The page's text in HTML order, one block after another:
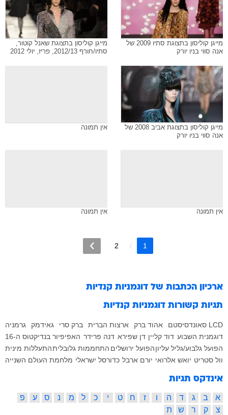
מייגן קוליסון בתצוגת סתיו 2009 של
אנה סווי בניו יורק
מייגן קוליסון בתצוגת שאנל קוטור,
סתיו/חורף 2012/13, פריז, יולי 2012
מייגן קוליסון בתצוגת אביב 2008 של
אנה סווי בניו יורק
אין תמונה
אין תמונה אין תמונה
1
2
ארכיון הכתבות של דוגמניות קנדיות
תגיות קשורות דוגמניות קנדיות
LCD סאונדסיסטם אהוד ברק ארצות הברית ברק סרי גאידמק
גרמניה
דוגמנית השבוע דוד קליין דן שפירא דנה פרידר האפיפיור בנדיקטוס ה-16
הפועל גלבוע/גליל עליוןהפועל ירושלים התחממות גלובליתהתעללות מינית
וול סטריט יואש אלרואי יורם ארבל כדורסל ישראלי מלחמת העולם השנייה
אינדקס תגיות
א ב ג ד ה ו ז ח ט י כ ל מ נ ס ע
פ
צ
ק ר ש ת